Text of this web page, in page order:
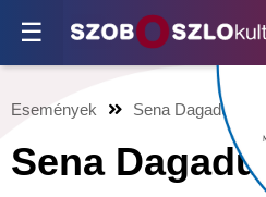
☰
Események Sena Dagadub
Sena